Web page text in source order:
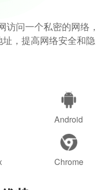
问一个私密的网络，
，提高网络安全和隐
Android
Chrome